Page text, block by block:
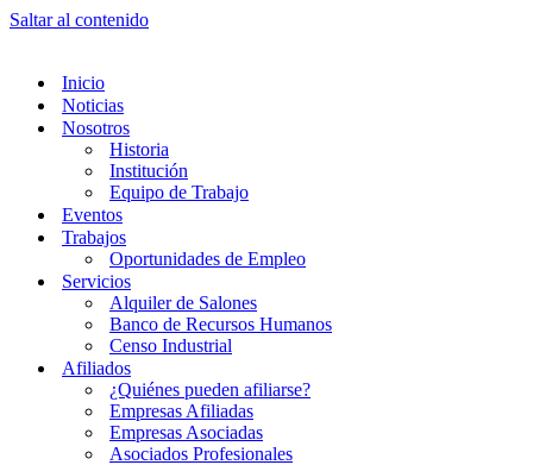
Saltar al contenido
Inicio
Noticias
Nosotros
Historia
Institución
Equipo de Trabajo
Eventos
Trabajos
Oportunidades de Empleo
Servicios
Alquiler de Salones
Banco de Recursos Humanos
Censo Industrial
Afiliados
¿Quiénes pueden afiliarse?
Empresas Afiliadas
Empresas Asociadas
Asociados Profesionales